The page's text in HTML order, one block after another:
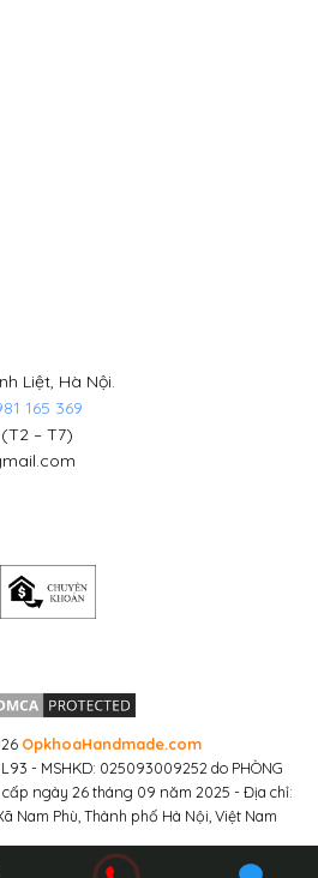
Liệt, Hà Nội.
165 369
– T7)
OpkhoaHandmade.com
- MSHKD: 025093009252 do PHÒNG
cấp ngày 26 tháng 09 năm 2025 - Địa chỉ:
Nam Phù, Thành phố Hà Nội, Việt Nam